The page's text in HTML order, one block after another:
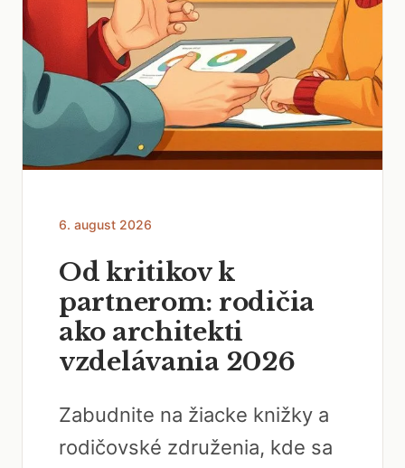
6. august 2026
Od kritikov k
partnerom: rodičia
ako architekti
vzdelávania 2026
Zabudnite na žiacke knižky a
rodičovské združenia, kde sa